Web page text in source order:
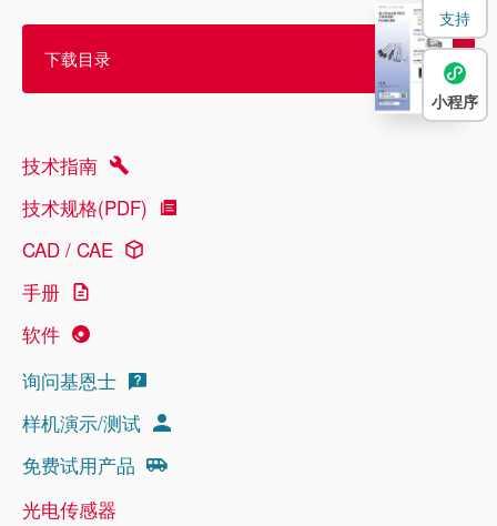
下载目录
技术指南
技术规格(PDF)
CAD / CAE
手册
软件
询问基恩士
样机演示/测试
免费试用产品
光电传感器
支持
小程序